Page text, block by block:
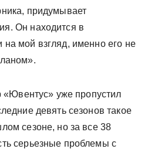
придумывает
Он находится в
мой взгляд, именно его не
«Ювентус» уже пропустил
девять сезонов такое
сезоне, но за все 38
серьезные проблемы с